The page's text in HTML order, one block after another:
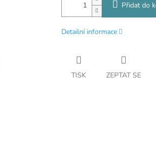
Přidat do
Detailní informace
TISK ZEPTAT SE